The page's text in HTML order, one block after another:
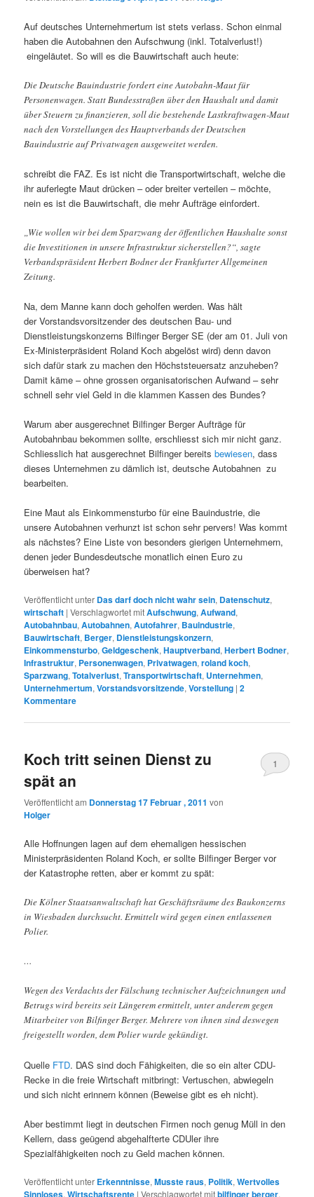
Auf deutsches Unternehmertum ist stets verlass. Schon einmal
haben die Autobahnen den Aufschwung (inkl. Totalverlust!)
eingeläutet. So will es die Bauwirtschaft auch heute:
Die Deutsche Bauindustrie fordert eine Autobahn-Maut für
Personenwagen. Statt Bundesstraßen über den Haushalt und damit
über Steuern zu finanzieren, soll die bestehende Lastkraftwagen-Maut
nach den Vorstellungen des Hauptverbands der Deutschen
Bauindustrie auf Privatwagen ausgeweitet werden.
schreibt die FAZ. Es ist nicht die Transportwirtschaft, welche die
ihr auferlegte Maut drücken – oder breiter verteilen – möchte,
nein es ist die Bauwirtschaft, die mehr Aufträge einfordert.
„Wie wollen wir bei dem Sparzwang der öffentlichen Haushalte sonst
die Investitionen in unsere Infrastruktur sicherstellen?“, sagte
Verbandspräsident Herbert Bodner der Frankfurter Allgemeinen
Zeitung.
Na, dem Manne kann doch geholfen werden. Was hält
der Vorstandsvorsitzender des deutschen Bau- und
Dienstleistungskonzerns Bilfinger Berger SE (der am 01. Juli von
Ex-Ministerpräsident Roland Koch abgelöst wird) denn davon
sich dafür stark zu machen den Höchststeuersatz anzuheben?
Damit käme – ohne grossen organisatorischen Aufwand – sehr
schnell sehr viel Geld in die klammen Kassen des Bundes?
Warum aber ausgerechnet Bilfinger Berger Aufträge für
Autobahnbau bekommen sollte, erschliesst sich mir nicht ganz.
Schliesslich hat ausgerechnet Bilfinger bereitsbewiesen, dass
dieses Unternehmen zu dämlich ist, deutsche Autobahnen zu
bearbeiten.
Eine Maut als Einkommensturbo für eine Bauindustrie, die
unsere Autobahnen verhunzt ist schon sehr pervers! Was kommt
als nächstes? Eine Liste von besonders gierigen Unternehmern,
denen jeder Bundesdeutsche monatlich einen Euro zu
überweisen hat?
Veröffentlicht unter Das darf doch nicht wahr sein, Datenschutz,
wirtschaft |Verschlagwortet mitAufschwung,Aufwand,
Autobahnbau,Autobahnen,Autofahrer, Bauindustrie,
Bauwirtschaft, Berger, Dienstleistungskonzern,
Einkommensturbo,Geldgeschenk,Hauptverband,Herbert Bodner,
Infrastruktur, Personenwagen, Privatwagen,roland koch,
Sparzwang,Totalverlust,Transportwirtschaft, Unternehmen,
Unternehmertum,Vorstandsvorsitzende,Vorstellung |2
Kommentare
Koch tritt seinen Dienst zu
spät an
Veröffentlicht am Donnerstag 17 Februar , 2011 von
Holger
1
Alle Hoffnungen lagen auf dem ehemaligen hessischen
Ministerpräsidenten Roland Koch, er sollte Bilfinger Berger vor
der Katastrophe retten, aber er kommt zu spät:
Die Kölner Staatsanwaltschaft hat Geschäftsräume des Baukonzerns
in Wiesbaden durchsucht. Ermittelt wird gegen einen entlassenen
Polier.
…
Wegen des Verdachts der Fälschung technischer Aufzeichnungen und
Betrugs wird bereits seit Längerem ermittelt, unter anderem gegen
Mitarbeiter von Bilfinger Berger. Mehrere von ihnen sind deswegen
freigestellt worden, dem Polier wurde gekündigt.
Quelle FTD. DAS sind doch Fähigkeiten, die so ein alter CDU-
Recke in die freie Wirtschaft mitbringt: Vertuschen, abwiegeln
und sich nicht erinnern können (Beweise gibt es eh nicht).
Aber bestimmt liegt in deutschen Firmen noch genug Müll in den
Kellern, dass geügend abgehalfterte CDUler ihre
Spezialfähigkeiten noch zu Geld machen können.
Veröffentlicht unter Erkenntnisse,Musste raus, Politik,Wertvolles
Sinnloses,Wirtschaftsrente |Verschlagwortet mitbilfinger berger,